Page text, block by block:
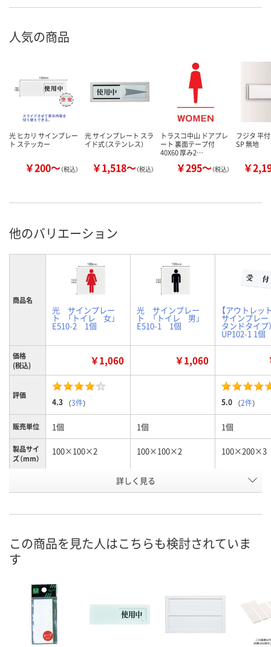
人気の商品
光 ヒカリ サインプレー
ト ステッカー
￥200～（税込）
光 サインプレート スラ
イド式（ステンレス）
￥1,518～（税込）
トラスコ中山 ドアプレ
ート 裏面テープ付
40X60 厚み2…
￥295～（税込）
フジタ 平
SP 無地
￥
他のバリエーション
商品名
光 サインプレー
ト 「トイレ 女」
E510-2 1個
光 サインプレー
ト 「トイレ 男」
E510-1 1個
【アウトレッ
サインプレー
タンドタイプ
UP102-1 1個
価格
(税込)
￥1,060 ￥1,060
評価
4.3 （3件） 5.0 （2件）
販売単位 1個 1個 1個
製品サイ
ズ（mm）
100×100×2 100×100×2 100×200×3
男
スタンドタ
付
お申込番
在庫 9点 6点 4点
数量
カゴへ
数量
詳しく見る
この商品を見た人はこちらも検討されていま
す